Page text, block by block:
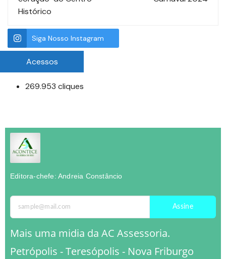
Histórico
Siga Nosso Instagram
Acessos
269.953 cliques
Editora-chefe: Andreia Constâncio
Assine
Mais uma midia da AC Assessoria.
Petrópolis - Teresópolis - Nova Friburgo